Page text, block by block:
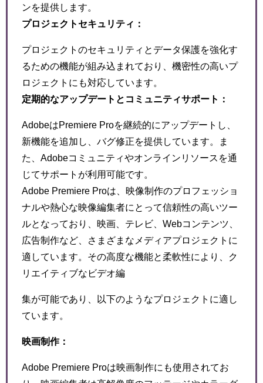
ンを提供します。
プロジェクトセキュリティ：
プロジェクトのセキュリティとデータ保護を強化す
るための機能が組み込まれており、機密性の高いプ
ロジェクトにも対応しています。
定期的なアップデートとコミュニティサポート：
AdobeはPremiere Proを継続的にアップデートし、
新機能を追加し、バグ修正を提供しています。ま
た、Adobeコミュニティやオンラインリソースを通
じてサポートが利用可能です。
Adobe Premiere Proは、映像制作のプロフェッショ
ナルや熱心な映像編集者にとって信頼性の高いツー
ルとなっており、映画、テレビ、Webコンテンツ、
広告制作など、さまざまなメディアプロジェクトに
適しています。その高度な機能と柔軟性により、ク
リエイティブなビデオ編
集が可能であり、以下のようなプロジェクトに適し
ています。
映画制作：
Adobe Premiere Proは映画制作にも使用されてお